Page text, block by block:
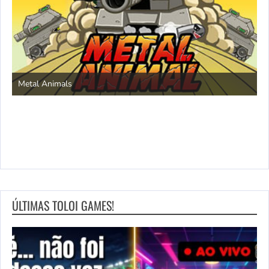
Metal Animals
ÚLTIMAS TOLOI GAMES!